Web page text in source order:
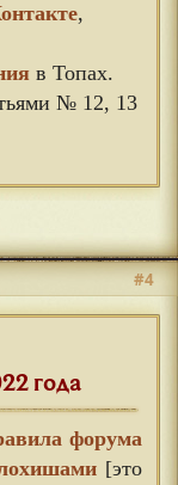
,
в Топах.
№ 12, 13
#4
года
форума
[это